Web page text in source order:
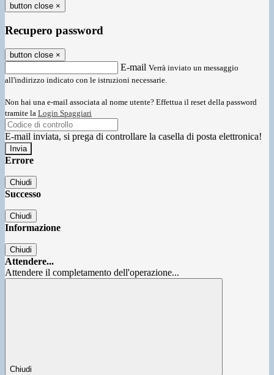
button close ×
Recupero password
button close ×
E-mail Verrà inviato un messaggio
all'indirizzo indicato con le istruzioni necessarie.
Non hai una e-mail associata al nome utente? Effettua il reset della password
tramite la Login Spaggiari
E-mail inviata, si prega di controllare la casella di posta elettronica!
Errore
Chiudi
Successo
Chiudi
Informazione
Chiudi
Attendere...
Attendere il completamento dell'operazione...
Chiudi